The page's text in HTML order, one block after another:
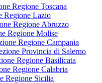
Regione Toscana
Regione Lazio
Regione Abruzzo
Regione Molise
Regione Campania
Provincia di Salerno
Regione Basilicata
Regione Calabria
Regione Sicilia